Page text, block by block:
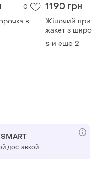
0
в
1190 грн
Жіночий
жакет з
плечима
S и еще 2
доставкой